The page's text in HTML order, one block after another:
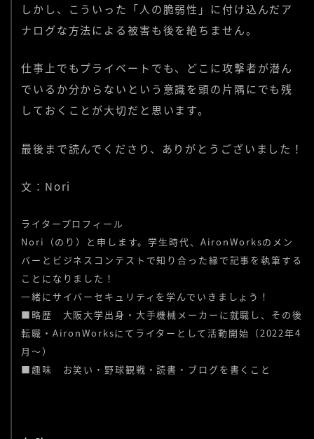
しかし、こういった「人の脆弱性」に付け込んだア
ナログな方法による被害も後を絶ちません。
仕事上でもプライベートでも、どこに攻撃者が潜ん
でいるか分からないという意識を頭の片隅にでも残
しておくことが大切だと思います。
最後まで読んでくださり、ありがとうございました！
文：Nori
ライタープロフィール
Nori（のり）と申します。学生時代、AironWorksのメン
バーとビジネスコンテストで知り合った縁で記事を執筆する
ことになりました！
一緒にサイバーセキュリティを学んでいきましょう！
■略歴 大阪大学出身・大手機械メーカーに就職し、その後
転職・AironWorksにてライターとして活動開始（2022年4
月〜）
■趣味 お笑い・野球観戦・読書・ブログを書くこと